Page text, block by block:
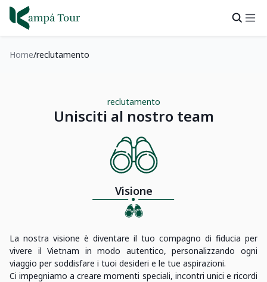
Home reclutamento
reclutamento
Unisciti al nostro team
Visione
La nostra visione è diventare il tuo compagno di fiducia per
vivere il Vietnam in modo autentico, personalizzando ogni
viaggio per soddisfare i tuoi desideri e le tue aspirazioni.
Ci impegniamo a creare momenti speciali, incontri unici e ricordi